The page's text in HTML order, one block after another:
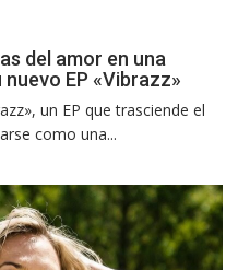
del amor en una
EP «Vibrazz»
un EP que trasciende el
como una...